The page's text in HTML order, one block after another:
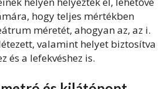
hogy teljes mértékben
méretét, ahogyan az, az i.
valamint helyet biztosítva
és a lefekvéshez is.